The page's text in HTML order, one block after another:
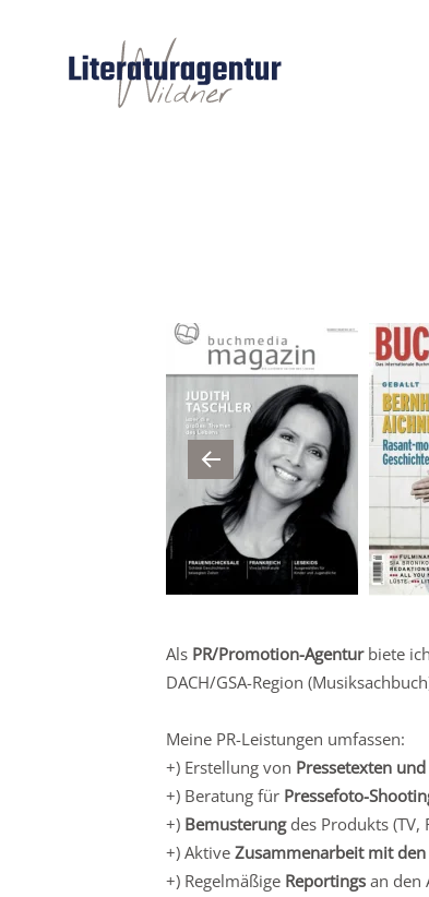
Als PR/Promotion-Agenturbiete
DACH/GSA-Region
Meine PR-Leistungen umfassen:
+) Erstellung von Pressetexten
+) Beratung für Pressefoto-
+) Bemusterungdes Produkts (TV,
+) Aktive Zusammenarbeit mit
+) Regelmäßige Reportings an den